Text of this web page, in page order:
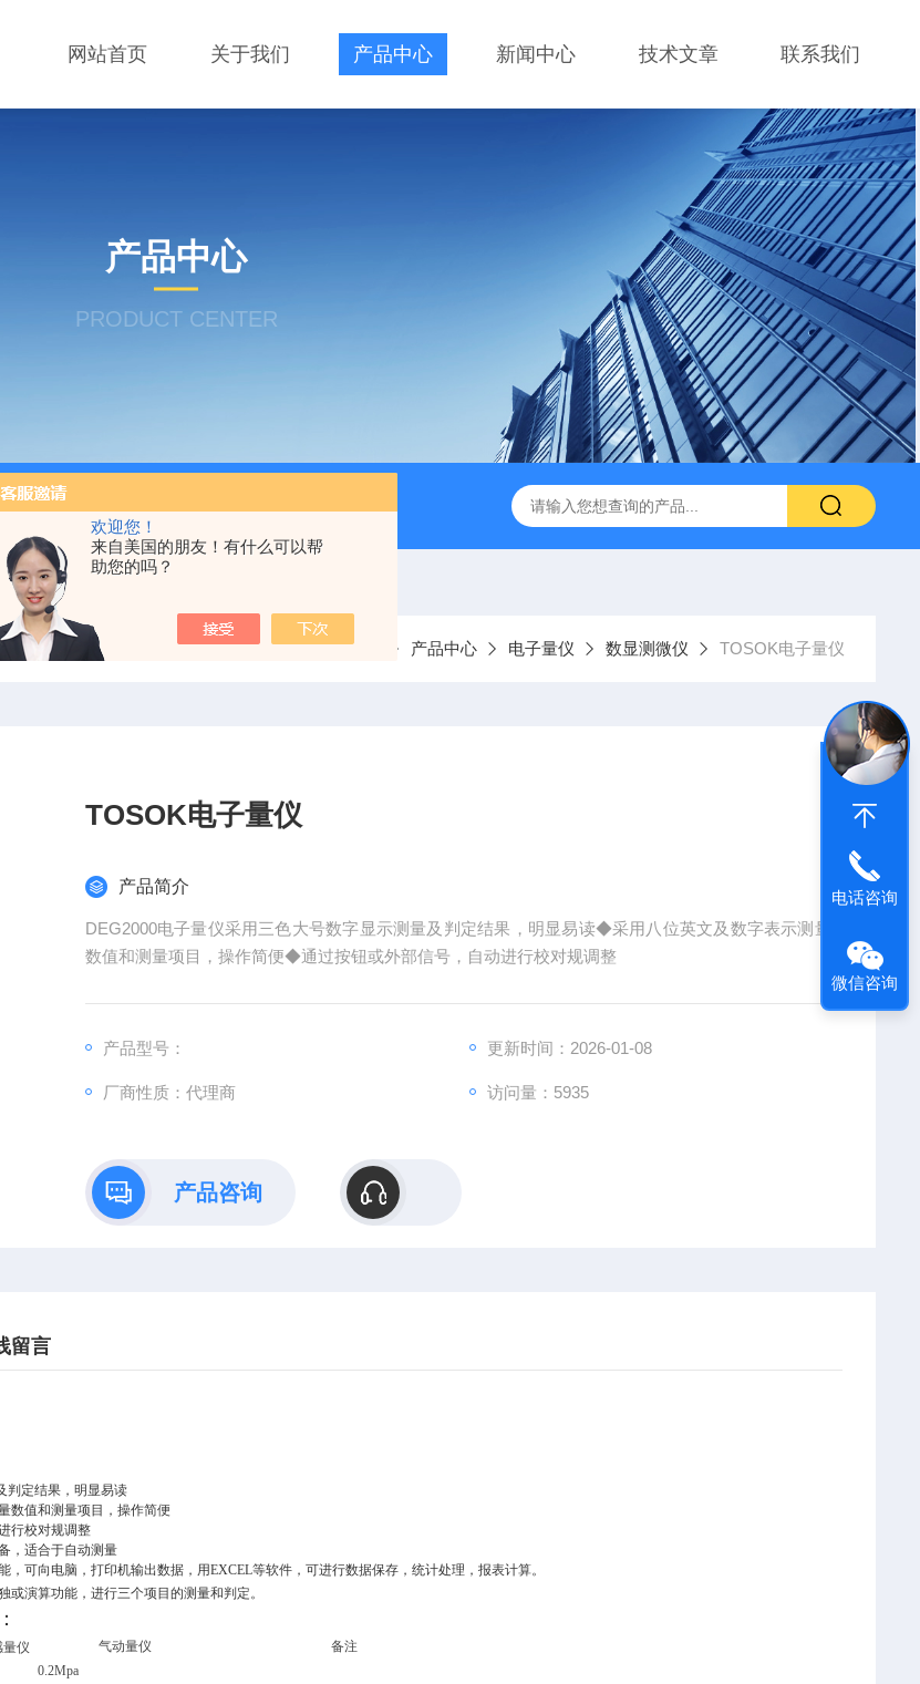
欢迎您！
来自美国的朋友！有什么可以帮
助您的吗？
网站首页 关于我们 产品中心 新闻中心 技术文章 联系我们
产品中心
PRODUCT CENTER
外径测台 TOSOK气动量仪CAG2000 X-MET8000手持式X荧光光谱仪
当前位置：首页 产品中心 电子量仪 数显测微仪 TOSOK电子量仪
TOSOK电子量仪
产品简介
DEG2000电子量仪采用三色大号数字显示测量及判定结果，明显易读◆采用八位英文及数字表示测量
数值和测量项目，操作简便◆通过按钮或外部信号，自动进行校对规调整
产品型号： 更新时间：2026-01-08
厂商性质：代理商 访问量：5935
产品咨询
留言
判定结果，明显易读
数值和测量项目，操作简便
行校对规调整
，适合于自动测量
，可向电脑，打印机输出数据，用EXCEL等软件，可进行数据保存，统计处理，报表计算。
或演算功能，进行三个项目的测量和判定。
量仪 气动量仪
备注
0.2Mpa
电话咨询
微信咨询